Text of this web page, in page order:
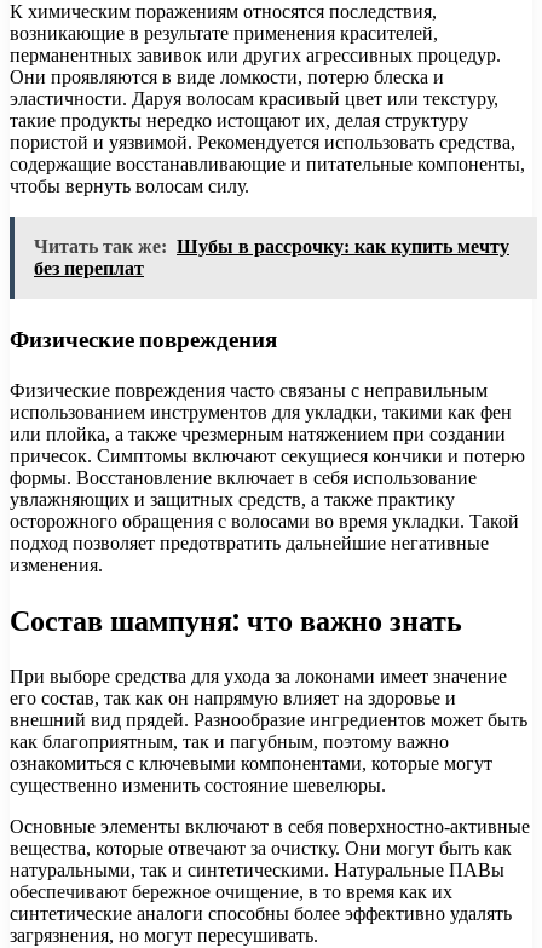
К химическим поражениям относятся последствия,
возникающие в результате применения красителей,
перманентных завивок или других агрессивных процедур.
Они проявляются в виде ломкости, потерю блеска и
эластичности. Даруя волосам красивый цвет или текстуру,
такие продукты нередко истощают их, делая структуру
пористой и уязвимой. Рекомендуется использовать средства,
содержащие восстанавливающие и питательные компоненты,
чтобы вернуть волосам силу.
Читать так же: Шубы в рассрочку: как купить мечту
без переплат
Физические повреждения
Физические повреждения часто связаны с неправильным
использованием инструментов для укладки, такими как фен
или плойка, а также чрезмерным натяжением при создании
причесок. Симптомы включают секущиеся кончики и потерю
формы. Восстановление включает в себя использование
увлажняющих и защитных средств, а также практику
осторожного обращения с волосами во время укладки. Такой
подход позволяет предотвратить дальнейшие негативные
изменения.
Состав шампуня: что важно знать
При выборе средства для ухода за локонами имеет значение
его состав, так как он напрямую влияет на здоровье и
внешний вид прядей. Разнообразие ингредиентов может быть
как благоприятным, так и пагубным, поэтому важно
ознакомиться с ключевыми компонентами, которые могут
существенно изменить состояние шевелюры.
Основные элементы включают в себя поверхностно-активные
вещества, которые отвечают за очистку. Они могут быть как
натуральными, так и синтетическими. Натуральные ПАВы
обеспечивают бережное очищение, в то время как их
синтетические аналоги способны более эффективно удалять
загрязнения, но могут пересушивать.